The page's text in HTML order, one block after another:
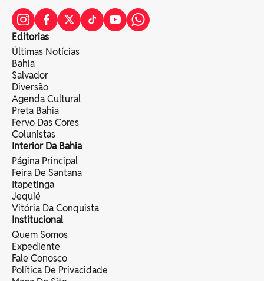
Editorias
Últimas Notícias
Bahia
Salvador
Diversão
Agenda Cultural
Preta Bahia
Fervo Das Cores
Colunistas
Interior Da Bahia
Página Principal
Feira De Santana
Itapetinga
Jequié
Vitória Da Conquista
Institucional
Quem Somos
Expediente
Fale Conosco
Política De Privacidade